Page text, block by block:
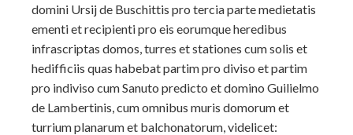
domini Ursij de Buschittis pro tercia parte medietatis
ementi et recipienti pro eis eorumque heredibus
infrascriptas domos, turres et stationes cum solis et
hedifficiis quas habebat partim pro diviso et partim
pro indiviso cum Sanuto predicto et domino Guilielmo
de Lambertinis, cum omnibus muris domorum et
turrium planarum et balchonatorum, videlicet: